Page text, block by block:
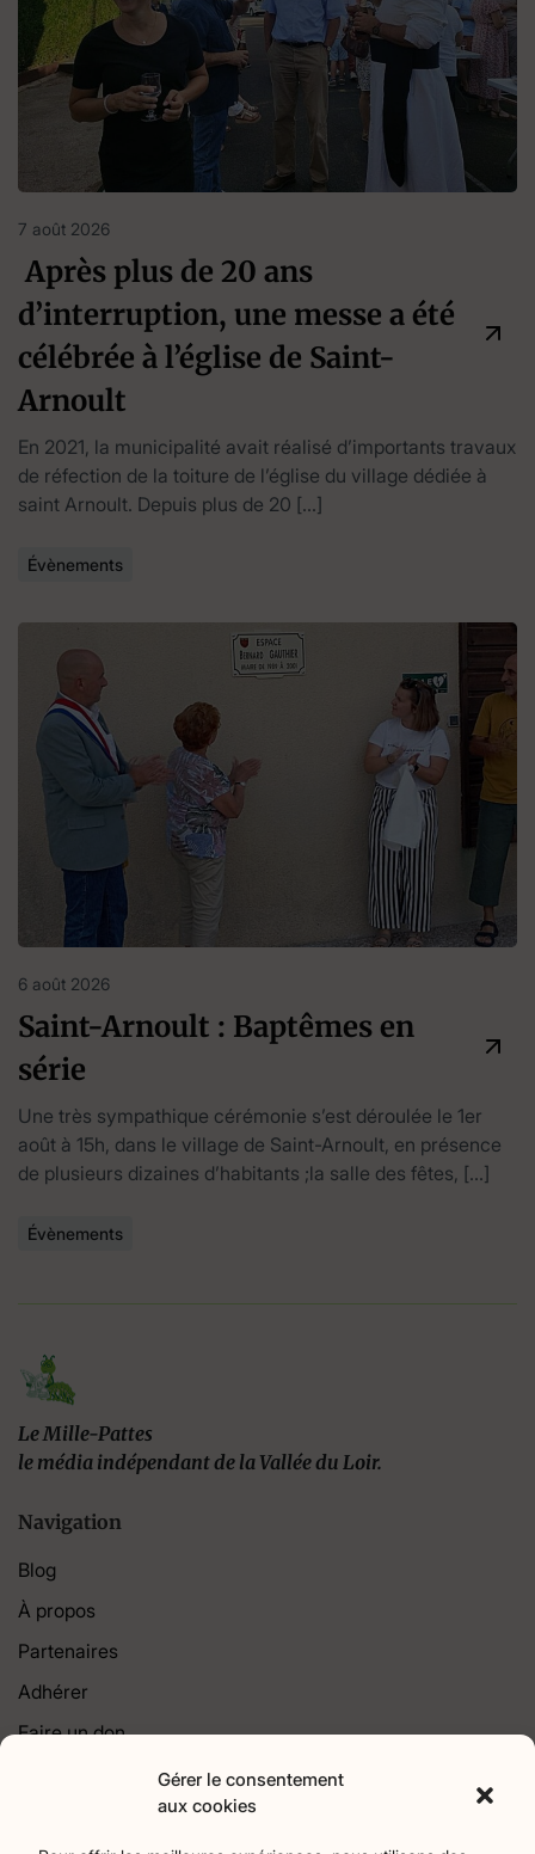
Gérer le consentement
aux cookies
7 août 2026
Après plus de 20 ans
d’interruption, une messe a été
célébrée à l’église de Saint-
Arnoult
En 2021, la municipalité avait réalisé d’importants travaux
de réfection de la toiture de l’église du village dédiée à
saint Arnoult. Depuis plus de 20 […]
Évènements
6 août 2026
Saint-Arnoult : Baptêmes en
série
Une très sympathique cérémonie s’est déroulée le 1er
août à 15h, dans le village de Saint-Arnoult, en présence
de plusieurs dizaines d’habitants ;la salle des fêtes, […]
Évènements
Le Mille-Pattes
le média indépendant de la Vallée du Loir.
Navigation
Blog
À propos
Partenaires
Adhérer
Faire un don